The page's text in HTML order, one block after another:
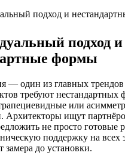
подход и
формы
— один из главных трендов
требуют нестандартных
или
Архитекторы ищут
не просто готовые
поддержку на всех
замера до установки.